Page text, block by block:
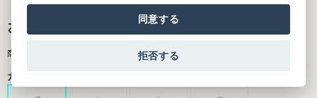
おもいで キーホルダー 《単品》
商品番号：7301CU002252F01
カラー
同意する
拒否する